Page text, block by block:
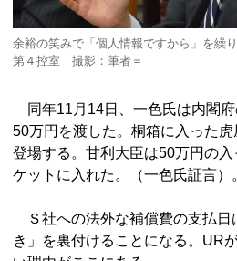
余裕の笑みで「個人情報ですから」を繰
第４控室 撮影：筆者＝
同年11月14日、一色氏は内閣
50万円を渡した。桐箱に入った
登場する。甘利大臣は50万円の
ケットに入れた。（一色氏証言）
Ｓ社への法外な補償費の支払日
き」を裏付けることになる。UR